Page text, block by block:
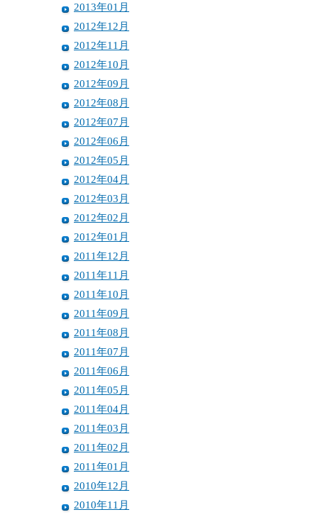
2013年01月
2012年12月
2012年11月
2012年10月
2012年09月
2012年08月
2012年07月
2012年06月
2012年05月
2012年04月
2012年03月
2012年02月
2012年01月
2011年12月
2011年11月
2011年10月
2011年09月
2011年08月
2011年07月
2011年06月
2011年05月
2011年04月
2011年03月
2011年02月
2011年01月
2010年12月
2010年11月